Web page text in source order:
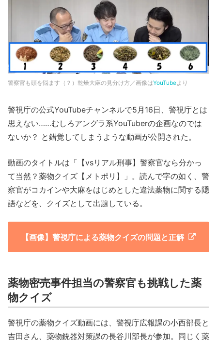
警察官も頭を悩ます（？）乾燥大麻の見分け方／画像はYouTubeより
警視庁の公式YouTubeチャンネルで5月16日、警視庁とは
思えない……むしろアングラ系YouTuberの企画なのでは
ないか？ と錯覚してしまうような動画が公開された。
動画のタイトルは「【vsリアル刑事】警察官なら分かっ
て当然？薬物クイズ【メトポリ】」。読んで字の如く、警
察官がコカインや大麻をはじめとした違法薬物に関する隠
語などを、クイズとして出題している。
【画像】警視庁による薬物クイズの問題と正解
薬物密売事件担当の警察官も挑戦した薬
物クイズ
警視庁の薬物クイズ動画には、警視庁広報課の小西部長と
吉田さん、薬物銃器対策課の長谷川部長が参加。同じく薬